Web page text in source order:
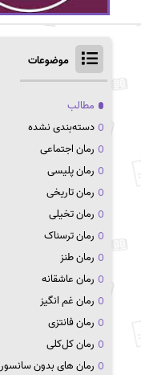
موضوعات
مطالب
دسته‌بندی نشده
رمان اجتماعی
رمان پلیسی
رمان تاریخی
رمان تخیلی
رمان ترسناک
رمان طنز
رمان عاشقانه
رمان غم انگیز
رمان فانتزی
رمان کل‌کلی
رمان های بدون سانسور